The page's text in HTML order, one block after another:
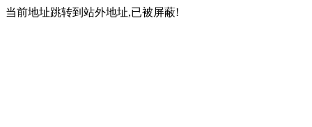
当前地址跳转到站外地址,已被屏蔽!